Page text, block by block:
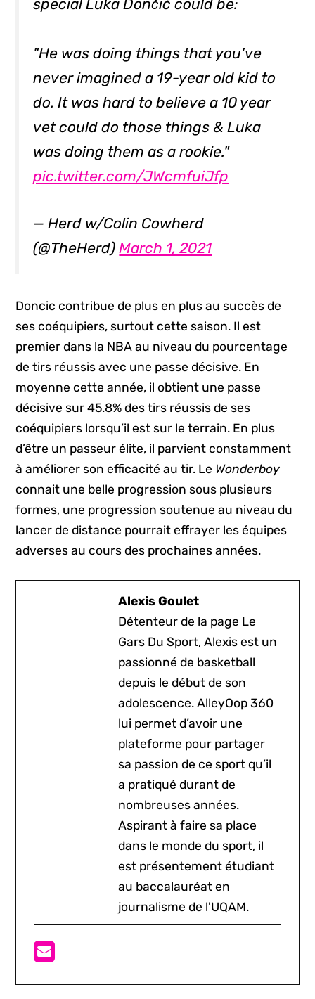
special Luka Dončić could be:
"He was doing things that you've
never imagined a 19-year old kid to
do. It was hard to believe a 10 year
vet could do those things & Luka
was doing them as a rookie."
pic.twitter.com/JWcmfuiJfp
— Herd w/Colin Cowherd
(@TheHerd)March 1, 2021
Doncic contribue de plus en plus au succès de
ses coéquipiers, surtout cette saison. Il est
premier dans la NBA au niveau du pourcentage
de tirs réussis avec une passe décisive. En
moyenne cette année, il obtient une passe
décisive sur 45.8% des tirs réussis de ses
coéquipiers lorsqu’il est sur le terrain. En plus
d’être un passeur élite, il parvient constamment
à améliorer son efficacité au tir. Le Wonderboy
connait une belle progression sous plusieurs
formes, une progression soutenue au niveau du
lancer de distance pourrait effrayer les équipes
adverses au cours des prochaines années.
Alexis Goulet
Détenteur de la page Le
Gars Du Sport, Alexis est un
passionné de basketball
depuis le début de son
adolescence. AlleyOop 360
lui permet d’avoir une
plateforme pour partager
sa passion de ce sport qu’il
a pratiqué durant de
nombreuses années.
Aspirant à faire sa place
dans le monde du sport, il
est présentement étudiant
au baccalauréat en
journalisme de l'UQAM.